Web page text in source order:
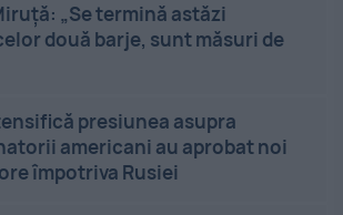
„Se termină astăzi
două barje, sunt măsuri de
presiunea asupra
americani au aprobat noi
împotriva Rusiei